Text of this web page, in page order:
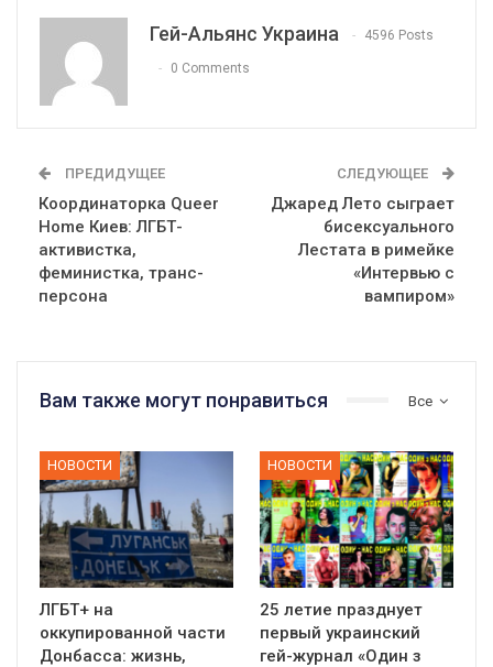
Гей-Альянс Украина 4596 Posts
0 Comments
ПРЕДИДУЩЕЕ
Координаторка Queer
Home Киев: ЛГБТ-
активистка,
феминистка, транс-
персона
СЛЕДУЮЩЕЕ
Джаред Лето сыграет
бисексуального
Лестата в римейке
«Интервью с
вампиром»
Все
Вам также могут понравиться
НОВОСТИ
ЛГБТ+ на
оккупированной части
Донбасса: жизнь,
НОВОСТИ
25 летие празднует
первый украинский
гей-журнал «Один з